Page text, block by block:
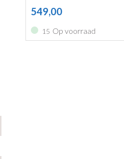
549,00
15 Op voorraad